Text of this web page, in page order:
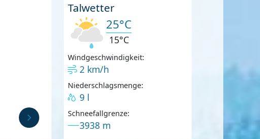
Talwetter
25°C
15°C
Windgeschwindigkeit:
2 km/h
Niederschlagsmenge:
9 l
Schneefallgrenze:
3938 m